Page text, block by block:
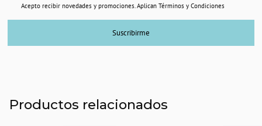
Acepto recibir novedades y promociones. Aplican Términos y Condiciones
Suscribirme
Productos relacionados